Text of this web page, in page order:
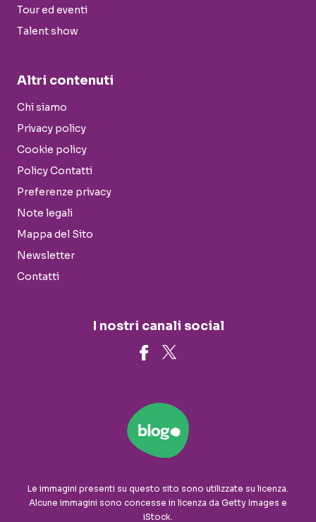
Tour ed eventi
Talent show
Altri contenuti
Chi siamo
Privacy policy
Cookie policy
Policy Contatti
Preferenze privacy
Note legali
Mappa del Sito
Newsletter
Contatti
I nostri canali social
Le immagini presenti su questo sito sono utilizzate su licenza.
Alcune immagini sono concesse in licenza da Getty Images e
iStock.